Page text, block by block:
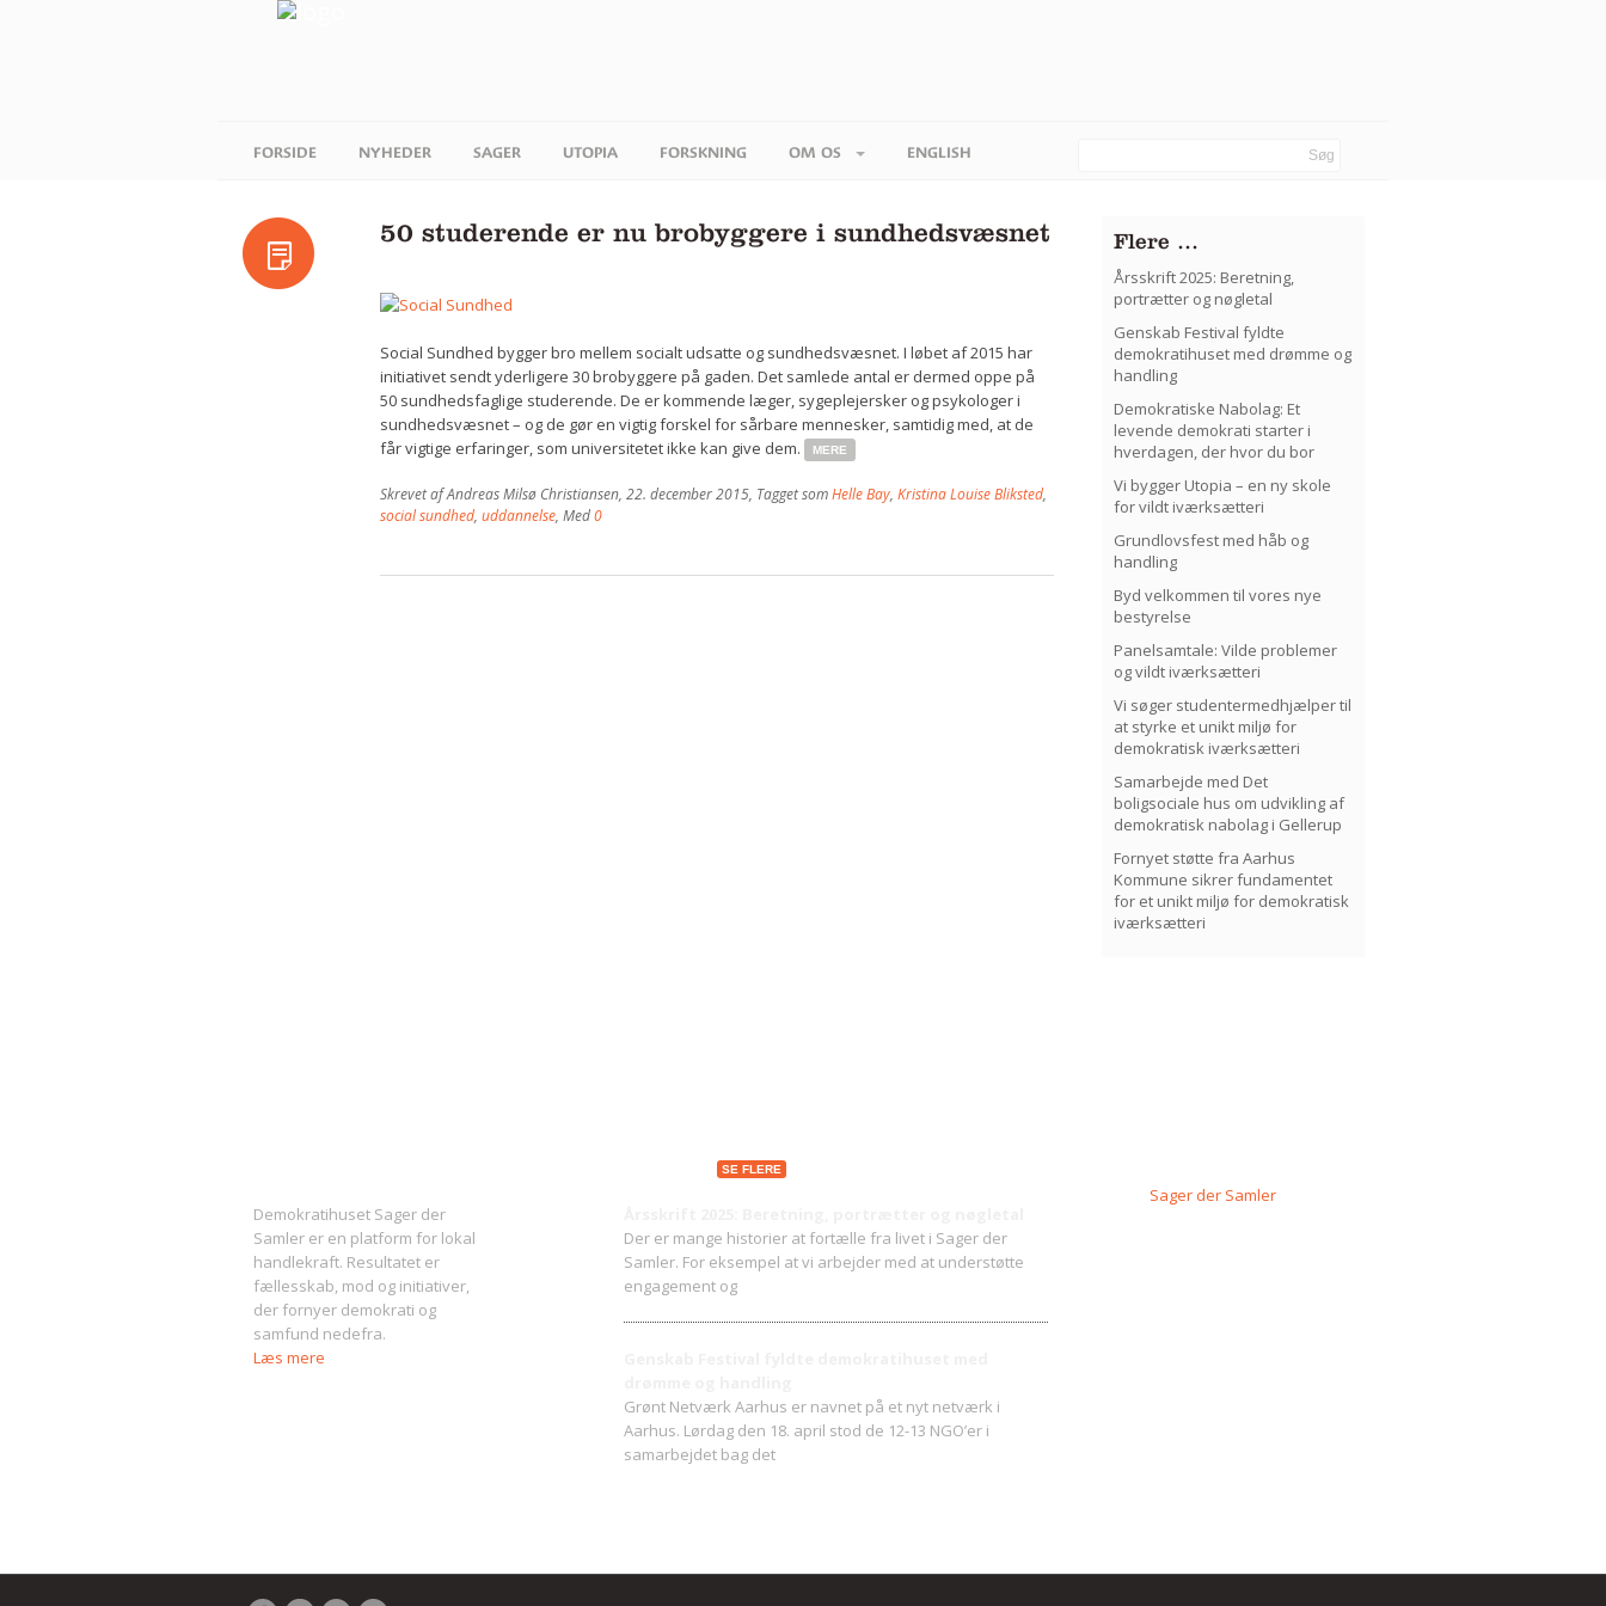
FORSIDE NYHEDER SAGER UTOPIA FORSKNING OM OS ENGLISH
50 studerende er nu brobyggere i sundhedsvæsnet
Social Sundhed bygger bro mellem socialt udsatte og sundhedsvæsnet. I løbet af 2015 har
initiativet sendt yderligere 30 brobyggere på gaden. Det samlede antal er dermed oppe på
50 sundhedsfaglige studerende. De er kommende læger, sygeplejersker og psykologer i
sundhedsvæsnet – og de gør en vigtig forskel for sårbare mennesker, samtidig med, at de
får vigtige erfaringer, som universitetet ikke kan give dem.
MERE
Skrevet afAndreas Milsø Christiansen,22. december 2015, Tagget somHelle Bay,Kristina Louise Bliksted,
social sundhed,uddannelse, Med0
Flere …
Årsskrift 2025: Beretning,
portrætter og nøgletal
Genskab Festival fyldte
demokratihuset med drømme og
handling
Demokratiske Nabolag: Et
levende demokrati starter i
hverdagen, der hvor du bor
Vi bygger Utopia – en ny skole
for vildt iværksætteri
Grundlovsfest med håb og
handling
Byd velkommen til vores nye
bestyrelse
Panelsamtale: Vilde problemer
og vildt iværksætteri
Vi søger studentermedhjælper til
at styrke et unikt miljø for
demokratisk iværksætteri
Samarbejde med Det
boligsociale hus om udvikling af
demokratisk nabolag i Gellerup
Fornyet støtte fra Aarhus
Kommune sikrer fundamentet
for et unikt miljø for demokratisk
iværksætteri
Demokratihuset Sager der
Samler er en platform for lokal
handlekraft. Resultatet er
fællesskab, mod og initiativer,
der fornyer demokrati og
samfund nedefra.
Læs mere
SE FLERE
Der er mange historier at fortælle fra livet i Sager der
Samler. For eksempel at vi arbejder med at understøtte
engagement og
Grønt Netværk Aarhus er navnet på et nyt netværk i
Aarhus. Lørdag den 18. april stod de 12-13 NGO’er i
samarbejdet bag det
Sager der Samler